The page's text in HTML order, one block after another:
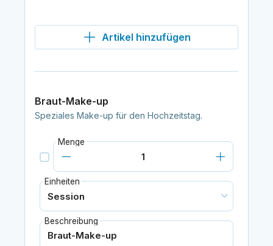
Artikel hinzufügen
Braut-Make-up
Speziales Make-up für den Hochzeitstag.
Menge
Einheiten
Beschreibung